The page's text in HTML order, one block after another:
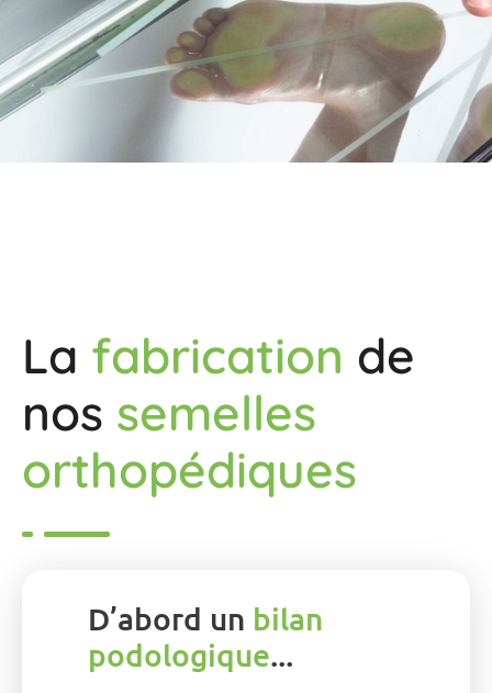
La fabrication de
nos semelles
orthopédiques
D’abord un bilan
podologique...